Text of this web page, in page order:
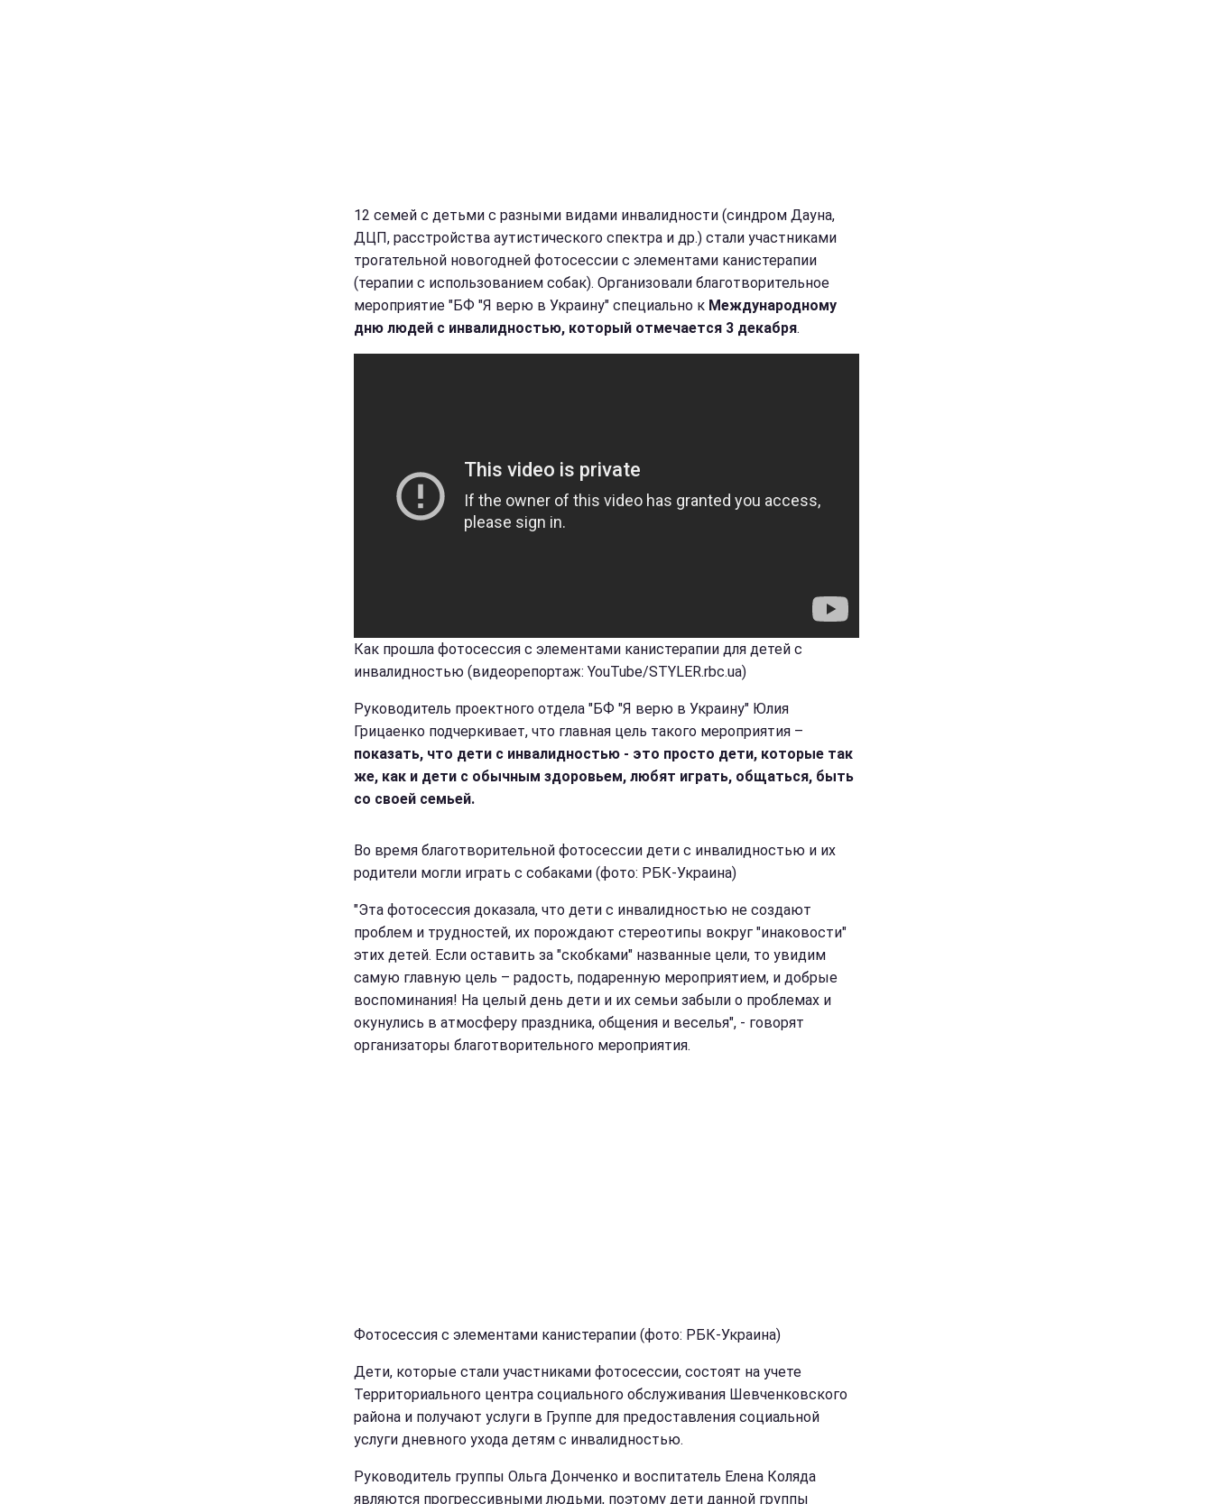
12 семей с детьми с разными видами инвалидности (синдром Дауна,
ДЦП, расстройства аутистического спектра и др.) стали участниками
трогательной новогодней фотосессии с элементами канистерапии
(терапии с использованием собак). Организовали благотворительное
мероприятие "БФ "Я верю в Украину" специально к Международному
дню людей с инвалидностью, который отмечается 3 декабря.
Как прошла фотосессия с элементами канистерапии для детей с
инвалидностью (видеорепортаж: YouTube/STYLER.rbc.ua)
Руководитель проектного отдела "БФ "Я верю в Украину" Юлия
Грицаенко подчеркивает, что главная цель такого мероприятия –
показать, что дети с инвалидностью - это просто дети, которые так
же, как и дети с обычным здоровьем, любят играть, общаться, быть
со своей семьей.
Во время благотворительной фотосессии дети с инвалидностью и их
родители могли играть с собаками (фото: РБК-Украина)
"Эта фотосессия доказала, что дети с инвалидностью не создают
проблем и трудностей, их порождают стереотипы вокруг "инаковости"
этих детей. Если оставить за "скобками" названные цели, то увидим
самую главную цель – радость, подаренную мероприятием, и добрые
воспоминания! На целый день дети и их семьи забыли о проблемах и
окунулись в атмосферу праздника, общения и веселья", - говорят
организаторы благотворительного мероприятия.
Фотосессия с элементами канистерапии (фото: РБК-Украина)
Дети, которые стали участниками фотосессии, состоят на учете
Территориального центра социального обслуживания Шевченковского
района и получают услуги в Группе для предоставления социальной
услуги дневного ухода детям с инвалидностью.
Руководитель группы Ольга Донченко и воспитатель Елена Коляда
являются прогрессивными людьми, поэтому дети данной группы